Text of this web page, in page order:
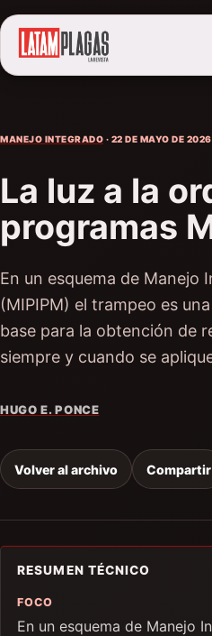
MANEJO INTEGRADO · 22 DE MAYO DE 2026
La luz a la
programas
En un esquema de Manejo
(MIPIPM) el trampeo es
base para la obtención de
siempre y cuando se
HUGO E. PONCE
Volver al archivo Compartir
RESUMEN TÉCNICO
FOCO
En un esquema de Manejo